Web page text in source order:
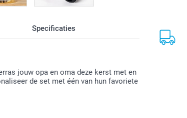
Specificaties
jouw opa en oma deze kerst met en
de set met één van hun favoriete